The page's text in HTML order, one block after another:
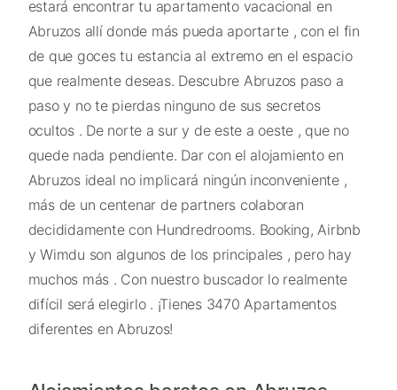
estará encontrar tu apartamento vacacional en
Abruzos allí donde más pueda aportarte , con el fin
de que goces tu estancia al extremo en el espacio
que realmente deseas. Descubre Abruzos paso a
paso y no te pierdas ninguno de sus secretos
ocultos . De norte a sur y de este a oeste , que no
quede nada pendiente. Dar con el alojamiento en
Abruzos ideal no implicará ningún inconveniente ,
más de un centenar de partners colaboran
decididamente con Hundredrooms. Booking, Airbnb
y Wimdu son algunos de los principales , pero hay
muchos más . Con nuestro buscador lo realmente
difícil será elegirlo . ¡Tienes 3470 Apartamentos
diferentes en Abruzos!